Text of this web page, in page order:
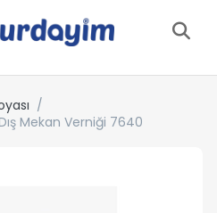
Mekan Verniği 7640